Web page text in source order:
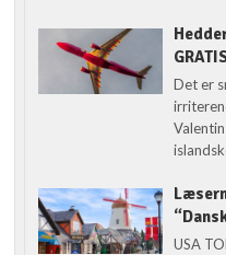
Det er
USA